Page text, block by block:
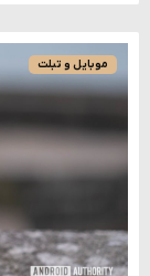
موبایل و تبلت